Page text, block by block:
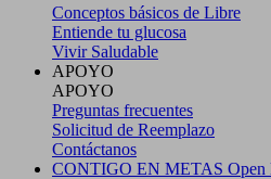
Conceptos básicos de Libre
Entiende tu glucosa
Vivir Saludable
APOYO
APOYO
Preguntas frecuentes
Solicitud de Reemplazo
Contáctanos
CONTIGO EN METAS Open